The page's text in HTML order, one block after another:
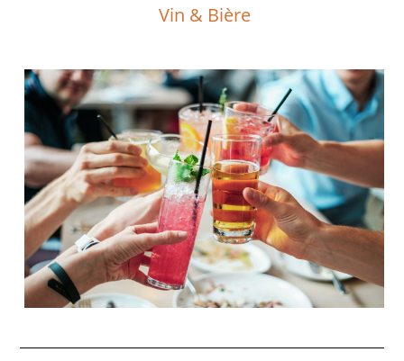
Vin & Bière